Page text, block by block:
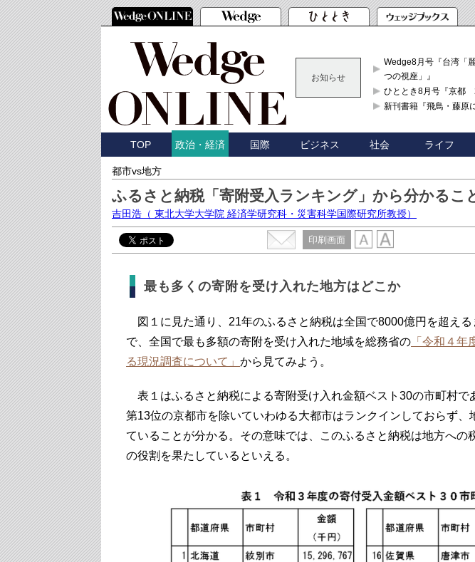
お知らせ
Wedge8月号『台湾「
つの視座」』
ひととき8月号『京都
新刊書籍『飛鳥・藤原
TOP 政治・経済 国際 ビジネス 社会 ライフ
都市vs地方
ふるさと納税「寄附受入ランキング」から分かるこ
吉田浩 （ 東北大学大学院 経済学研究科・災害科学国際研究所教授）
印刷画面
最も多くの寄附を受け入れた地方はどこか
図１に見た通り、21年のふるさと納税は全国で8000億円を超える
で、全国で最も多額の寄附を受け入れた地域を総務省の 「令和４年
る現況調査について」 から見てみよう。
表１はふるさと納税による寄附受け入れ金額ベスト30の市町村で
第13位の京都市を除いていわゆる大都市はランクインしておらず、
ていることが分かる。その意味では、このふるさと納税は地方への
の役割を果たしているといえる。